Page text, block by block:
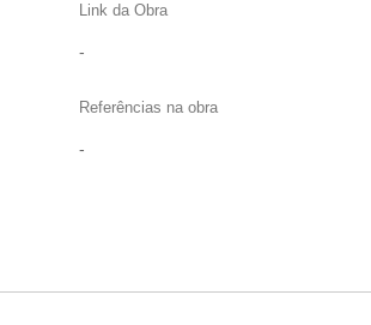
Link da Obra
-
Referências na obra
-